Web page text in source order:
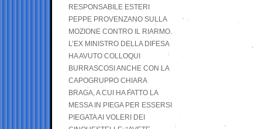
RESPONSABILE ESTERI
PEPPE PROVENZANO SULLA
MOZIONE CONTRO IL RIARMO.
L’EX MINISTRO DELLA DIFESA
HA AVUTO COLLOQUI
BURRASCOSI ANCHE CON LA
CAPOGRUPPO CHIARA
BRAGA, A CUI HA FATTO LA
MESSA IN PIEGA PER ESSERSI
PIEGATA AI VOLERI DEI